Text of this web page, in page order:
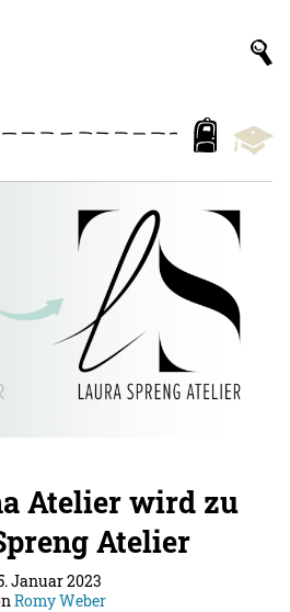
Atelier wird zu
Atelier
Januar 2023
Romy Weber